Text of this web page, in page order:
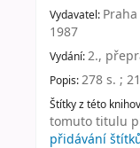
Vydavatel: Praha
1987
Vydání:2.,
Popis:278 s. ;
Štítky z této
tomuto titulu
přidávání